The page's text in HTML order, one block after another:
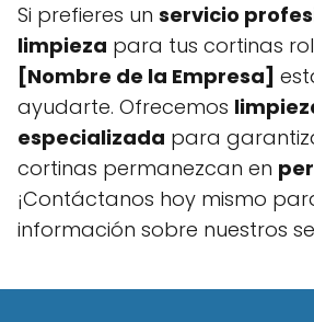
Si prefieres un servicio
limpieza para tus cortinas
[Nombre de la Empresa]
ayudarte. Ofrecemos
especializada para
cortinas permanezcan en
¡Contáctanos hoy mismo
información sobre nuestros